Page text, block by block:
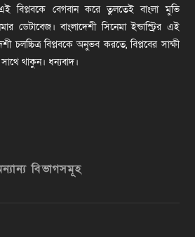
বিপ্লবকে বেগবান করে তুলতেই বাংলা মুভি
ডেটাবেজ। বাংলাদেশী সিনেমা ইন্ডাস্ট্রির এই
চলচ্চিত্র বিপ্লবকে অনুভব করতে, বিপ্লবের সাক্ষী
থাকুন। ধন্যবাদ।
বিভাগসমূহ